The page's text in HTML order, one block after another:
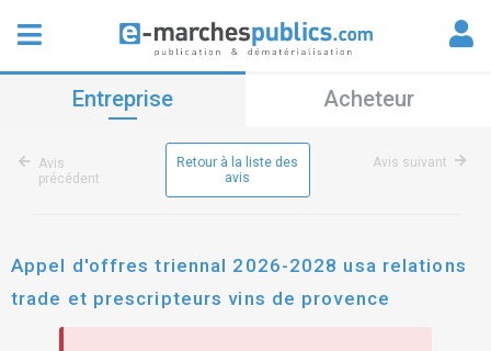
Entreprise Acheteur
Avis
précédent
Retour à la liste des
avis
Avis suivant
Appel d'offres triennal 2026-2028 usa relations
trade et prescripteurs vins de provence